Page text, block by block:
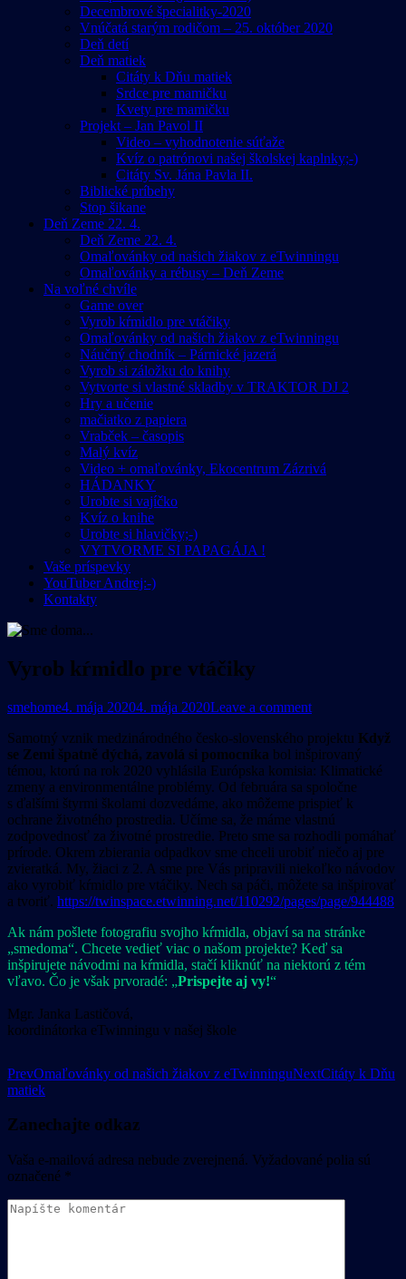
Decembrové špecialitky-2020
Vnúčatá starým rodičom – 25. október 2020
Deň detí
Deň matiek
Citáty k Dňu matiek
Srdce pre mamičku
Kvety pre mamičku
Projekt – Jan Pavol II
Video – vyhodnotenie súťaže
Kvíz o patrónovi našej školskej kaplnky;-)
Citáty Sv. Jána Pavla II.
Biblické príbehy
Stop šikane
Deň Zeme 22. 4.
Deň Zeme 22. 4.
Omaľovánky od našich žiakov z eTwinningu
Omaľovánky a rébusy – Deň Zeme
Na voľné chvíle
Game over
Vyrob kŕmidlo pre vtáčiky
Omaľovánky od našich žiakov z eTwinningu
Náučný chodník – Párnické jazerá
Vyrob si záložku do knihy
Vytvorte si vlastné skladby v TRAKTOR DJ 2
Hry a učenie
mačiatko z papiera
Vrabček – časopis
Malý kvíz
Video + omaľovánky, Ekocentrum Zázrivá
HÁDANKY
Urobte si vajíčko
Kvíz o knihe
Urobte si hlavičky;-)
VYTVORME SI PAPAGÁJA !
Vaše príspevky
YouTuber Andrej:-)
Kontakty
Vyrob kŕmidlo pre vtáčiky
smehome4. mája 20204. mája 2020Leave a comment
Samotný vznik medzinárodného česko-slovenského projektu Když
se Zemi špatně dýchá, zavolá si pomocníka bol inšpirovaný
témou, ktorú na rok 2020 vyhlásila Európska komisia: Klimatické
zmeny a environmentálne problémy. Od februára sa spoločne
s ďalšími štyrmi školami dozvedáme, ako môžeme prispieť k
ochrane životného prostredia. Učíme sa, že máme vlastnú
zodpovednosť za životné prostredie. Preto sme sa rozhodli pomáhať
prírode. Okrem zbierania odpadkov sme chceli urobiť niečo aj pre
zvieratká. My, žiaci z 2. A sme pre Vás pripravili niekoľko návodov
ako vyrobiť kŕmidlo pre vtáčiky. Nech sa páči, môžete sa inšpirovať
a tvoriť. https://twinspace.etwinning.net/110292/pages/page/944488
Ak nám pošlete fotografiu svojho kŕmidla, objaví sa na stránke
„smedoma“. Chcete vedieť viac o našom projekte? Keď sa
inšpirujete návodmi na kŕmidla, stačí kliknúť na niektorú z tém
vľavo. Čo je však prvoradé: „Prispejte aj vy!“
Mgr. Janka Lastičová,
koordinátorka eTwinningu v našej škole
Post
navigation
PrevOmaľovánky od našich žiakov z eTwinninguNextCitáty k Dňu
matiek
Zanechajte odkaz
Vaša e-mailová adresa nebude zverejnená. Vyžadované polia sú
označené *